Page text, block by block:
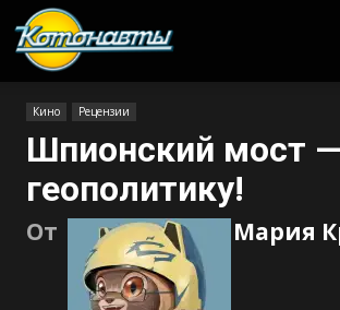
Кино Рецензии
Шпионский мост
геополитику!
От Мария